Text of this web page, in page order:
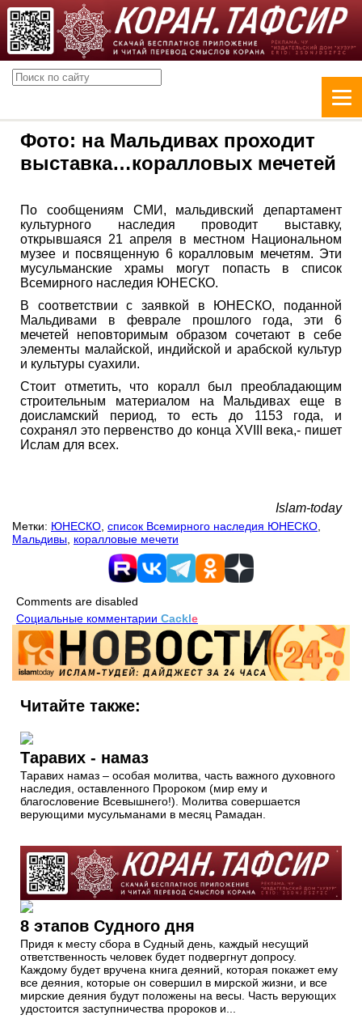
Фото: на Мальдивах проходит
выставка…коралловых мечетей
По сообщениям СМИ, мальдивский департамент
культурного наследия проводит выставку,
открывшаяся 21 апреля в местном Национальном
музее и посвященную 6 коралловым мечетям. Эти
мусульманские храмы могут попасть в список
Всемирного наследия ЮНЕСКО.
В соответствии с заявкой в ЮНЕСКО, поданной
Мальдивами в феврале прошлого года, эти 6
мечетей неповторимым образом сочетают в себе
элементы малайской, индийской и арабской культур
и культуры суахили.
Стоит отметить, что коралл был преобладающим
строительным материалом на Мальдивах еще в
доисламский период, то есть до 1153 года, и
сохранял это первенство до конца XVIII века,- пишет
Ислам для всех.
Islam-today
Метки: ЮНЕСКО список Всемирного наследия ЮНЕСКО
Мальдивы коралловые мечети
Comments are disabled
Социальные комментарии Cackle
Читайте также:
Таравих - намаз
Таравих намаз – особая молитва, часть важного духовного
наследия, оставленного Пророком (мир ему и
благословение Всевышнего!). Молитва совершается
верующими мусульманами в месяц Рамадан.
8 этапов Судного дня
Придя к месту сбора в Судный день, каждый несущий
ответственность человек будет подвергнут допросу.
Каждому будет вручена книга деяний, которая покажет ему
все деяния, которые он совершил в мирской жизни, и все
мирские деяния будут положены на весы. Часть верующих
удостоится заступничества пророков и...